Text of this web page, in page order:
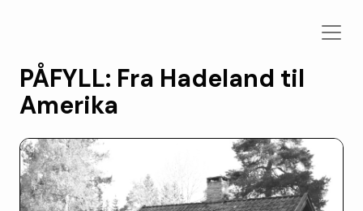
PÅFYLL: Fra Hadeland til
Amerika